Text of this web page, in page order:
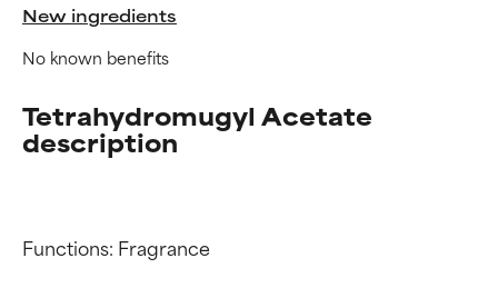
New ingredients
No known benefits
Tetrahydromugyl Acetate
description
Functions: Fragrance